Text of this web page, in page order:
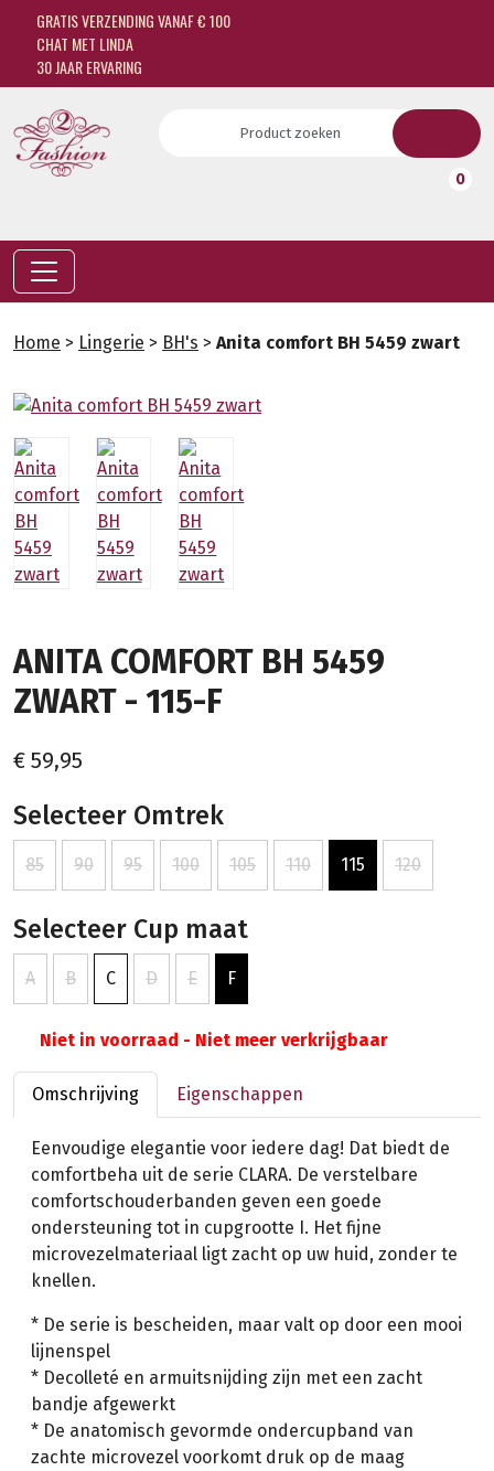
GRATIS VERZENDING VANAF € 100
CHAT MET LINDA
30 JAAR ERVARING
0
Home > Lingerie > BH's > Anita comfort BH 5459 zwart
ANITA COMFORT BH 5459
ZWART - 115-F
€ 59,95
Selecteer Omtrek
85 90 95 100 105 110 115 120
Selecteer Cup maat
A B C D E F
Niet in voorraad - Niet meer verkrijgbaar
Omschrijving Eigenschappen
Eenvoudige elegantie voor iedere dag! Dat biedt de
comfortbeha uit de serie CLARA. De verstelbare
comfortschouderbanden geven een goede
ondersteuning tot in cupgrootte I. Het fijne
microvezelmateriaal ligt zacht op uw huid, zonder te
knellen.
* De serie is bescheiden, maar valt op door een mooi
lijnenspel
* Decolleté en armuitsnijding zijn met een zacht
bandje afgewerkt
* De anatomisch gevormde ondercupband van
zachte microvezel voorkomt druk op de maag